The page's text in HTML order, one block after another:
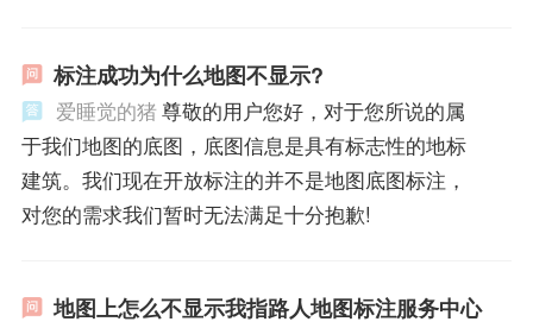
标注成功为什么地图不显示?
爱睡觉的猪尊敬的用户您好，对于您所说的属
于我们地图的底图，底图信息是具有标志性的地标
建筑。我们现在开放标注的并不是地图底图标注，
对您的需求我们暂时无法满足十分抱歉!
地图上怎么不显示我指路人地图标注服务中心